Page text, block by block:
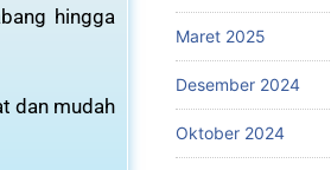
hingga
dan mudah
Maret 2025
Desember 2024
Oktober 2024